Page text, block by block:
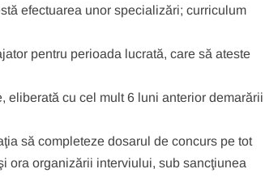
efectuarea unor specializări; curriculum
pentru perioada lucrată, care să ateste
eliberată cu cel mult 6 luni anterior demarării
să completeze dosarul de concurs pe tot
ora organizării interviului, sub sancţiunea